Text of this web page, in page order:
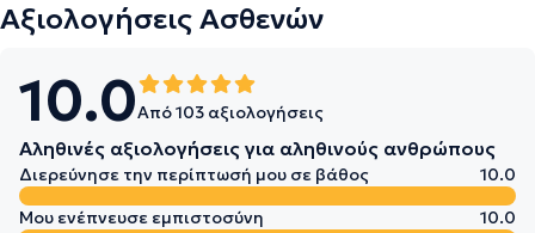
Αξιολογήσεις Ασθενών
10.0Από 103 αξιολογήσεις
Αληθινές αξιολογήσεις για αληθινούς ανθρώπους
Διερεύνησε την περίπτωσή μου σε βάθος
10.0
Μου ενέπνευσε εμπιστοσύνη
10.0